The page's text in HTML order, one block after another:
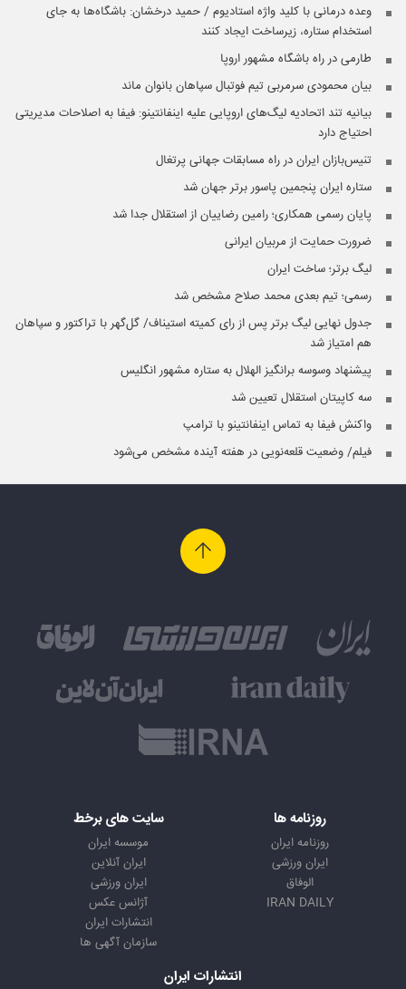
وعده ‌درمانی با کلید واژه استادیوم / حمید درخشان: باشگاه‌ها به جای
استخدام ستاره، زیرساخت ایجاد کنند
طارمی در راه باشگاه مشهور اروپا
بیان محمودی سرمربی تیم فوتبال سپاهان بانوان ماند
بیانیه تند اتحادیه لیگ‌های اروپایی علیه اینفانتینو: فیفا به اصلاحات مدیریتی
احتیاج دارد
تنیس‌بازان ایران در راه مسابقات جهانی پرتغال
ستاره ایران پنجمین پاسور برتر جهان شد
پایان رسمی همکاری؛ رامین رضاییان از استقلال جدا شد
ضرورت حمایت از مربیان ایرانی
لیگ برتر؛ ساخت ایران
رسمی؛ تیم بعدی محمد صلاح مشخص شد
جدول نهایی لیگ برتر پس از رای کمیته استیناف/ گل‌گهر با تراکتور و سپاهان
هم امتیاز شد
پیشنهاد وسوسه برانگیز الهلال به ستاره مشهور انگلیس
سه کاپیتان‌ استقلال تعیین شد
واکنش فیفا به تماس اینفانتینو با ترامپ
فیلم/ وضعیت قلعه‌نویی در هفته آینده مشخص می‌شود
روزنامه ها
روزنامه ایران
ایران ورزشی
الوفاق
IRAN DAILY
سایت های برخط
موسسه ایران
ایران آنلاین
ایران ورزشی
آژانس عکس
انتشارات ایران
سازمان آگهی ها
انتشارات ایران